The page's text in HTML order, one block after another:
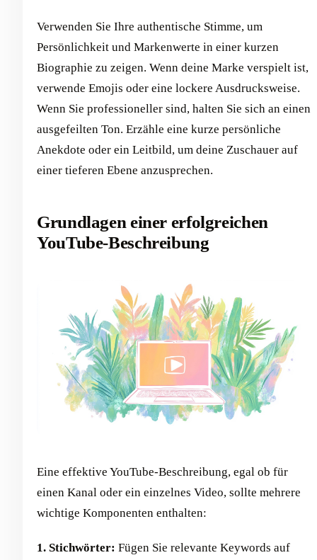
Verwenden Sie Ihre authentische Stimme, um
Persönlichkeit und Markenwerte in einer kurzen
Biographie zu zeigen. Wenn deine Marke verspielt ist,
verwende Emojis oder eine lockere Ausdrucksweise.
Wenn Sie professioneller sind, halten Sie sich an einen
ausgefeilten Ton. Erzähle eine kurze persönliche
Anekdote oder ein Leitbild, um deine Zuschauer auf
einer tieferen Ebene anzusprechen.
Grundlagen einer erfolgreichen
YouTube-Beschreibung
Eine effektive YouTube-Beschreibung, egal ob für
einen Kanal oder ein einzelnes Video, sollte mehrere
wichtige Komponenten enthalten:
1. Stichwörter: Fügen Sie relevante Keywords auf